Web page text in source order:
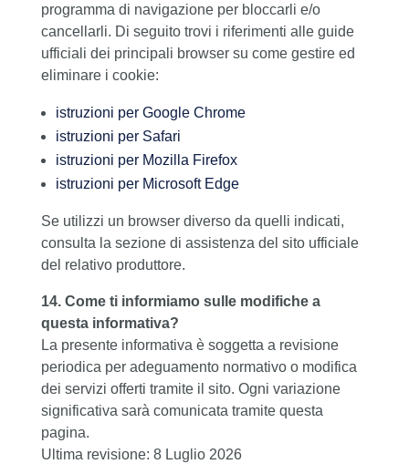
programma di navigazione per bloccarli e/o
cancellarli. Di seguito trovi i riferimenti alle guide
ufficiali dei principali browser su come gestire ed
eliminare i cookie:
istruzioni per Google Chrome
istruzioni per Safari
istruzioni per Mozilla Firefox
istruzioni per Microsoft Edge
Se utilizzi un browser diverso da quelli indicati,
consulta la sezione di assistenza del sito ufficiale
del relativo produttore.
14. Come ti informiamo sulle modifiche a
questa informativa?
La presente informativa è soggetta a revisione
periodica per adeguamento normativo o modifica
dei servizi offerti tramite il sito. Ogni variazione
significativa sarà comunicata tramite questa
pagina.
Ultima revisione: 8 Luglio 2026